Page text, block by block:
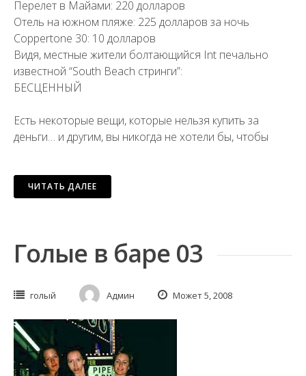
Перелет в Майами: 220 долларов
Отель на южном пляже: 225 долларов за ночь
Coppertone 30: 10 долларов
Видя, местные жители болтающийся Int печально
известной “South Beach стринги”:
БЕСЦЕННЫЙ
Есть некоторые вещи, которые нельзя купить за
деньги… и другим, вы никогда не хотели бы, чтобы
ЧИТАТЬ ДАЛЕЕ
Голые в баре 03
голый Админ Может 5, 2008